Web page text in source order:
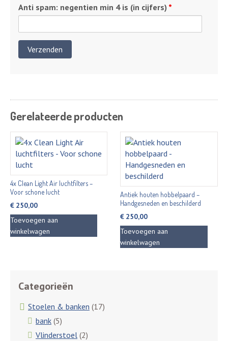
Anti spam: negentien min 4 is (in cijfers) *
Gerelateerde producten
4x Clean Light Air luchtfilters –
Voor schone lucht
€ 250,00
Toevoegen aan
winkelwagen
Antiek houten hobbelpaard –
Handgesneden en beschilderd
€ 250,00
Toevoegen aan
winkelwagen
Categorieën
Stoelen & banken (17)
bank (5)
Vlinderstoel (2)